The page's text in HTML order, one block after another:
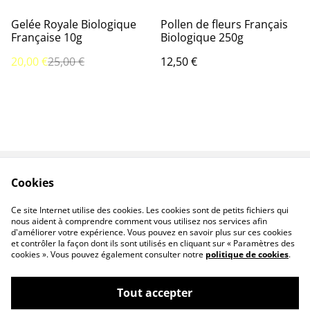
%
Gelée Royale Biologique
Française 10g
20,00 €25,00 €
Pollen de fleurs Français
Biologique 250g
12,50 €
Politique de
confidentialité
Politique de cookies
Cookies
Ce site Internet utilise des cookies. Les cookies sont de petits fichiers qui
nous aident à comprendre comment vous utilisez nos services afin
d'améliorer votre expérience. Vous pouvez en savoir plus sur ces cookies
et contrôler la façon dont ils sont utilisés en cliquant sur « Paramètres des
cookies ». Vous pouvez également consulter notre politique de cookies.
Tout accepter